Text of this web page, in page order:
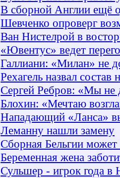
В сборной Англии ещё
Шевченко опроверг
Ван Нистелрой в
«Ювентус» ведет
Галлиани: «Милан» не
Рехагель назвал
Сергей Ребров: «Мы не
Блохин: «Мечтаю
Нападающий «Ланса»
Леманну нашли замену
Сборная Бельгии может
Беременная жена
Сульшер - игрок года в